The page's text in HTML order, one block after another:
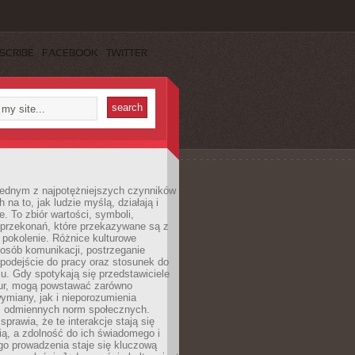
FACEBOOK TWITTER
z najpotężniejszych czynników
na to, jak ludzie myślą, działają i
To zbiór wartości, symboli,
które przekazywane są z
Różnice kulturowe
komunikacji, postrzeganie
do pracy oraz stosunek do
Gdy spotykają się przedstawiciele
mogą powstawać zarówno
jak i nieporozumienia
norm społecznych.
że te interakcje stają się
a zdolność do ich świadomego i
prowadzenia staje się kluczową